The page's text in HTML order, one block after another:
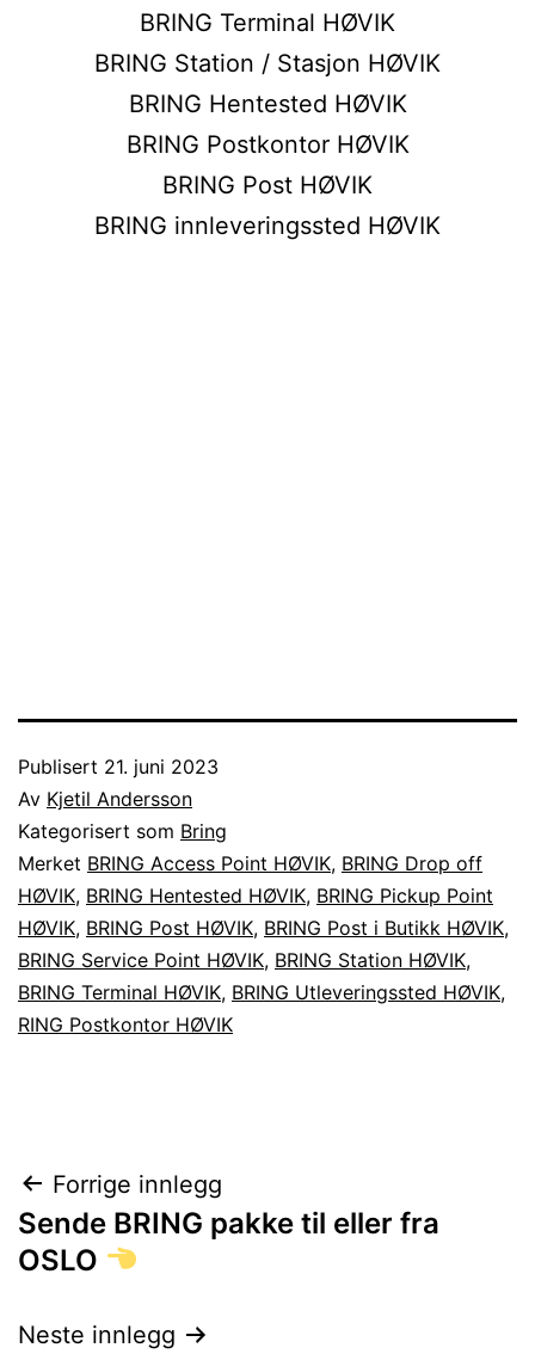
BRING Terminal HØVIK
BRING Station / Stasjon HØVIK
BRING Hentested HØVIK
BRING Postkontor HØVIK
BRING Post HØVIK
BRING innleveringssted HØVIK
Publisert 21. juni 2023
Av Kjetil Andersson
Kategorisert som Bring
Merket BRING Access Point HØVIK, BRING Drop off
HØVIK, BRING Hentested HØVIK, BRING Pickup Point
HØVIK, BRING Post HØVIK, BRING Post i Butikk HØVIK,
BRING Service Point HØVIK, BRING Station HØVIK,
BRING Terminal HØVIK, BRING Utleveringssted HØVIK,
RING Postkontor HØVIK
Innleggsnavigasjon
Forrige innlegg
Sende BRING pakke til eller fra
OSLO
Neste innlegg